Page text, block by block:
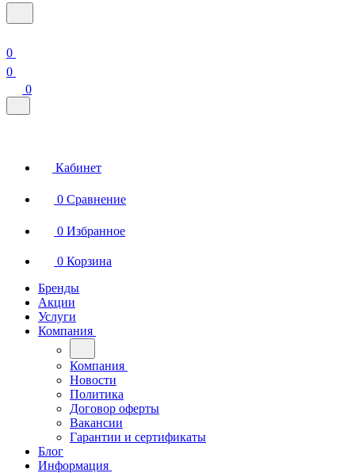
0
0
0
Кабинет
0 Сравнение
0 Избранное
0 Корзина
Бренды
Акции
Услуги
Компания
Компания
Новости
Политика
Договор оферты
Вакансии
Гарантии и сертификаты
Блог
Информация